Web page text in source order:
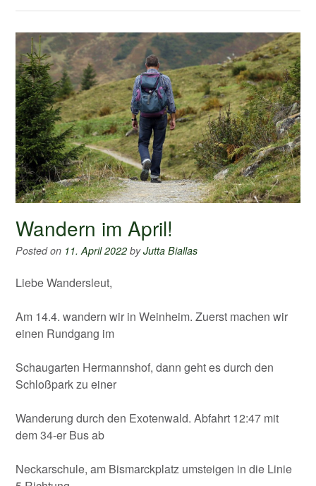
Wandern im April!
Posted on 11. April 2022 byJutta Biallas
Liebe Wandersleut,
Am 14.4. wandern wir in Weinheim. Zuerst machen wir
einen Rundgang im
Schaugarten Hermannshof, dann geht es durch den
Schloßpark zu einer
Wanderung durch den Exotenwald. Abfahrt 12:47 mit
dem 34-er Bus ab
Neckarschule, am Bismarckplatz umsteigen in die Linie